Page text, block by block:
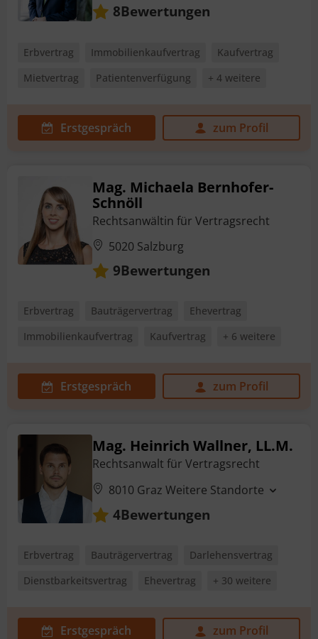
8Bewertungen
Erbvertrag Immobilienkaufvertrag
Kaufvertrag
Mietvertrag
Patientenverfügung + 4 weitere
Erstgespräch zum Profil
Mag. Michaela Bernhofer-
Schnöll
Rechtsanwältin für Vertragsrecht
5020 Salzburg
9Bewertungen
Erbvertrag Bauträgervertrag
Ehevertrag
Immobilienkaufvertrag
Kaufvertrag + 6 weitere
Erstgespräch zum Profil
Mag. Heinrich Wallner, LL.M.
Rechtsanwalt für Vertragsrecht
8010 Graz Weitere Standorte
4Bewertungen
Erbvertrag Bauträgervertrag
Darlehensvertrag
Dienstbarkeitsvertrag
Ehevertrag + 30 weitere
Erstgespräch zum Profil